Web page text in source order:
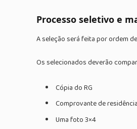
Processo seletivo e
A seleção será feita por ordem
Os selecionados deverão
Cópia do RG
Comprovante de residência
Uma foto 3×4